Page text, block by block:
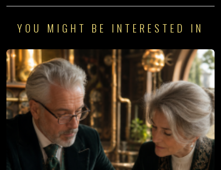
YOU MIGHT BE INTERESTED IN